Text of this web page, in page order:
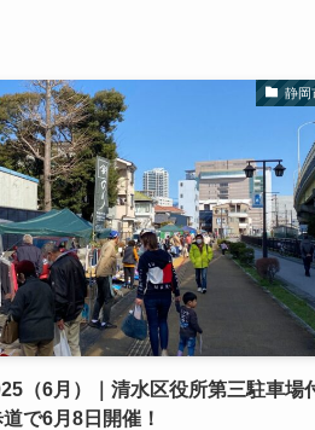
静岡
（6月）｜清水区役所第三駐車場
で6月8日開催！